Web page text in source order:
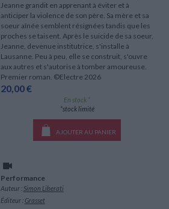
Jeanne grandit en apprenant à éviter et à
anticiper la violence de son père. Sa mère et sa
soeur aînée semblent résignées tandis que les
proches se taisent. Après le suicide de sa soeur,
Jeanne, devenue institutrice, s'installe à
Lausanne. Peu à peu, elle se construit, s'ouvre
aux autres et s'autorise à tomber amoureuse.
Premier roman. ©Electre 2026
20,00 €
En stock *
*stock limité
AJOUTER AU PANIER
Performance
Auteur : Simon Liberati
Éditeur : Grasset